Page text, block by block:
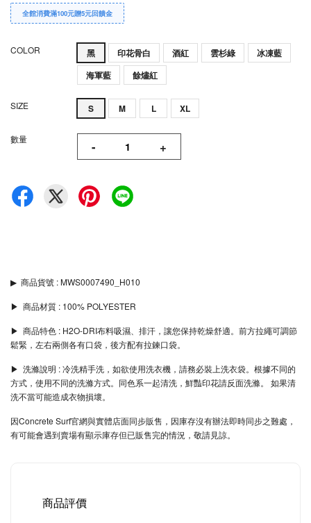
全館消費滿100元贈5元回饋金
COLOR 黑 印花骨白 酒紅 雲杉綠
冰凍藍
海軍藍
餘燼紅
SIZE S M L XL
數量 - +
▶︎ 商品貨號 : MWS0007490_H010
▶︎ 商品材質 : 100% POLYESTER
▶︎ 商品特色 : H2O-DRI布料吸濕、排汗，讓您保持乾燥舒適。前方拉繩可調節
鬆緊，左右兩側各有口袋，後方配有拉鍊口袋。
▶︎ 洗滌說明 : 冷洗精手洗，如欲使用洗衣機，請務必裝上洗衣袋。根據不同的
方式，使用不同的洗滌方式。同色系一起清洗，鮮豔印花請反面洗滌。 如果清
洗不當可能造成衣物損壞。
因Concrete Surf官網與實體店面同步販售，因庫存沒有辦法即時同步之難處，
有可能會遇到賣場有顯示庫存但已販售完的情況，敬請見諒。
商品評價